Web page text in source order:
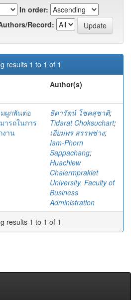
In order:
Record:
results 1 to 1 of 1
Author(s)
ผูกพันต่อ
ารถในการ
งาน
ธิดารัตน์ โชคสุชาติ;
Tidarat Choksuchart;
เอี่ยมพร สรรพช่าง;
Iam-Phorn
Sappachang;
Huachiew
Chalermprakiet
University. Faculty of
Business
Administration
results 1 to 1 of 1